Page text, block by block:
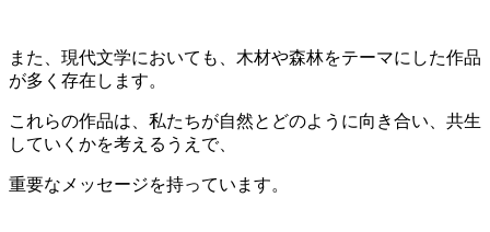
また、現代文学においても、木材や森林をテーマにした作品
が多く存在します。
これらの作品は、私たちが自然とどのように向き合い、共生
していくかを考えるうえで、
重要なメッセージを持っています。